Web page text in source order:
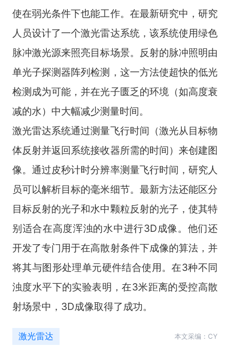
使在弱光条件下也能工作。在最新研究中，研究
人员设计了一个激光雷达系统，该系统使用绿色
脉冲激光源来照亮目标场景。反射的脉冲照明由
单光子探测器阵列检测，这一方法使超快的低光
检测成为可能，并在光子匮乏的环境（如高度衰
减的水）中大幅减少测量时间。
激光雷达系统通过测量飞行时间（激光从目标物
体反射并返回系统接收器所需的时间）来创建图
像。通过皮秒计时分辨率测量飞行时间，研究人
员可以解析目标的毫米细节。最新方法还能区分
目标反射的光子和水中颗粒反射的光子，使其特
别适合在高度浑浊的水中进行3D成像。他们还
开发了专门用于在高散射条件下成像的算法，并
将其与图形处理单元硬件结合使用。在3种不同
浊度水平下的实验表明，在3米距离的受控高散
射场景中，3D成像取得了成功。
激光雷达 本文采编：CY